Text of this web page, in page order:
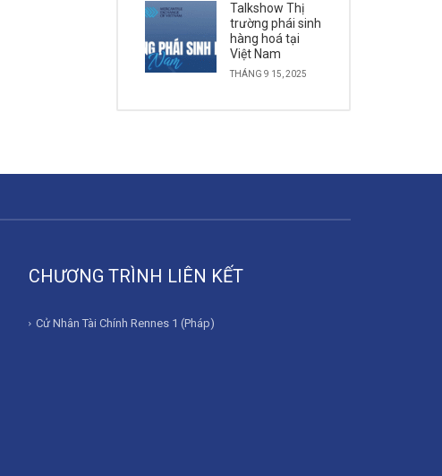
Talkshow Thị
trường phái sinh
hàng hoá tại
Việt Nam
THÁNG 9 15, 2025
CHƯƠNG TRÌNH LIÊN KẾT
Cử Nhân Tài Chính Rennes 1 (Pháp)